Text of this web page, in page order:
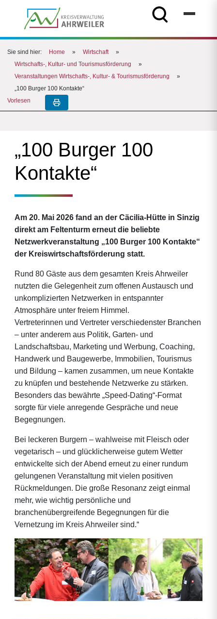
Sie sind hier: Home » Wirtschaft
»
Wirtschafts-, Kultur- und Tourismusförderung
»
Veranstaltungen Wirtschafts-, Kultur- & Tourismusförderung
»
„100 Burger 100 Kontakte“
Vorlesen
„100 Burger 100
Kontakte“
Am 20. Mai 2026 fand an der Cäcilia-Hütte in Sinzig
direkt am Feltenturm erneut die beliebte
Netzwerkveranstaltung „100 Burger 100 Kontakte“
der Kreiswirtschaftsförderung statt.
Rund 80 Gäste aus dem gesamten Kreis Ahrweiler
nutzten die Gelegenheit zum offenen Austausch und
unkomplizierten Netzwerken in entspannter
Atmosphäre unter freiem Himmel.
Vertreterinnen und Vertreter verschiedenster Branchen
– unter anderem aus Politik, Garten- und
Landschaftsbau, Marketing und Werbung, Coaching,
Handwerk und Baugewerbe, Immobilien, Tourismus
und Bildung – kamen zusammen, um neue Kontakte
zu knüpfen und bestehende Netzwerke zu stärken.
Besonders das bewährte „Speed-Dating“-Format
sorgte für viele anregende Gespräche und neue
Begegnungen.
Bei leckeren Burgern – wahlweise mit Fleisch oder
vegetarisch – und glücklicherweise gutem Wetter
entwickelte sich der Abend erneut zu einer rundum
gelungenen Veranstaltung mit vielen positiven
Rückmeldungen. Die große Resonanz zeigt einmal
mehr, wie wichtig persönliche und
branchenübergreifende Begegnungen für die
Vernetzung im Kreis Ahrweiler sind.“